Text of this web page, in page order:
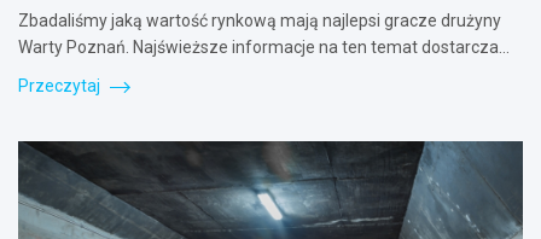
Zbadaliśmy jaką wartość rynkową mają najlepsi gracze drużyny
Warty Poznań. Najświeższe informacje na ten temat dostarcza…
Przeczytaj